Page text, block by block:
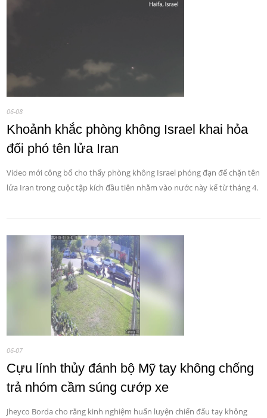
06-08
Khoảnh khắc phòng không Israel khai hỏa
đối phó tên lửa Iran
Video mới công bố cho thấy phòng không Israel phóng đạn để chặn tên
lửa Iran trong cuộc tập kích đầu tiên nhằm vào nước này kể từ tháng 4.
06-07
Cựu lính thủy đánh bộ Mỹ tay không chống
trả nhóm cầm súng cướp xe
Jheyco Borda cho rằng kinh nghiệm huấn luyện chiến đấu tay không